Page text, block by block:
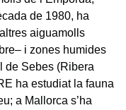
de 1980, ha
aiguamolls
i zones humides
de Sebes (Ribera
ha estudiat la fauna
a Mallorca s’ha